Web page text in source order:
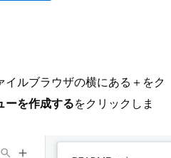
ルブラウザの横にある＋をク
ーを作成するをクリックしま